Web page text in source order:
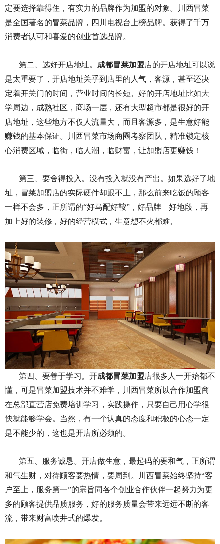
定要选择靠得住，有实力的品牌作为加盟的对象。川西冒菜
是全国著名的冒菜品牌，四川电视台上榜品牌。获得了千万
消费者认可和喜爱的创业首选品牌。
第二、选好开店地址。 成都冒菜加盟店的开店地址可以说
是太重要了，开店地址关乎到店里的人气，客源，甚至还决
定着开关门的时间，营业时间的长短。好的开店地址比如大
学周边，成熟社区，商场一层，还有大型超市都是很好的开
店地址，这些地方不仅人流量大，而且客源多，是生意好能
赚钱的基本保证。川西冒菜市场商圈考察团队，精准锁定核
心消费区域，临街，临人潮，临财富，让加盟店更赚钱！
第三、要舍得投入。没有投入就没有产出。如果选好了地
址，冒菜加盟店的实际硬件却跟不上，那么前来吃饭的顾客
一样不会多，正所谓的“好马配好鞍”，好品牌，好地段，再
加上好的装修，好的经营模式，生意想不火都难。
第四、要善于学习。开成都冒菜加盟店很多人一开始都不
懂，可是冒菜加盟技术并不难学，川西冒菜所以合作加盟商
在总部直营店免费培训学习，实践操作，只要自己用心学很
快就能够学会。当然，有一个认真的态度和积极的心态一定
是不能少的，这也是开店所必须的。
第五、服务诚恳。开店做生意，最起码的要和气，正所谓
和气生财，对待顾客要热情，要周到。川西冒菜始终坚持“客
户至上，服务第一”的宗旨同各个创业合作伙伴一起努力为更
多的顾客提供品质服务，好的服务质量会带来远远不断的客
流，带来财富喷井式的爆发。